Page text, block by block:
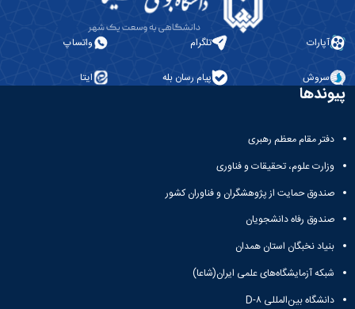
آپارات تلگرام واتساپ
سروش پیام رسان بله ایتا
پیوندها
دفتر مقام معظم رهبری
وزارت علوم، تحقیقات و فناوری
صندوق حمایت از پژوهشگران و فناوران کشور
صندوق رفاه دانشجویان
بنیاد نخبگان استان همدان
شبکه آزمایشگاه‌های علمی ایران(شاعا)
دانشگاه بین‌المللی D-۸